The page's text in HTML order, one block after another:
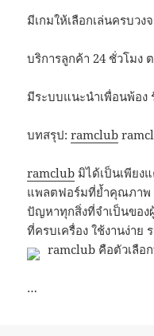
มีเกมให้เลือกเล่นครบวง
บริการลูกค้า 24 ชั่วโมง
มีระบบแนะนำเพื่อนพ้อ
บทสรุป:ramclub
ramclub มิได้เป็นเพียง
แพลตฟอร์มที่ย้ำคุณภาพ
ปัญหาทุกสิ่งที่จำเป็นของ
ที่ครบเครื่อง ใช้งานง่าย
ramclub คือตัวเลือ
…